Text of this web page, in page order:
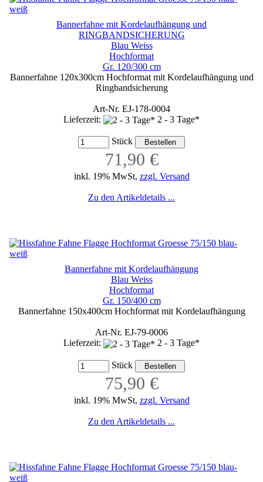
Bannerfahne mit Kordelaufhängung und
RINGBANDSICHERUNG
Blau Weiss
Hochformat
Gr. 120/300 cm
Bannerfahne 120x300cm Hochformat mit Kordelaufhängung und
Ringbandsicherung
Art-Nr. EJ-178-0004
Lieferzeit:
2 - 3 Tage*
Stück
71,90 €
inkl. 19% MwSt, zzgl. Versand
Zu den Artikeldetails ...
Bannerfahne mit Kordelaufhängung
Blau Weiss
Hochformat
Gr. 150/400 cm
Bannerfahne 150x400cm Hochformat mit Kordelaufhängung
Art-Nr. EJ-79-0006
Lieferzeit:
2 - 3 Tage*
Stück
75,90 €
inkl. 19% MwSt, zzgl. Versand
Zu den Artikeldetails ...